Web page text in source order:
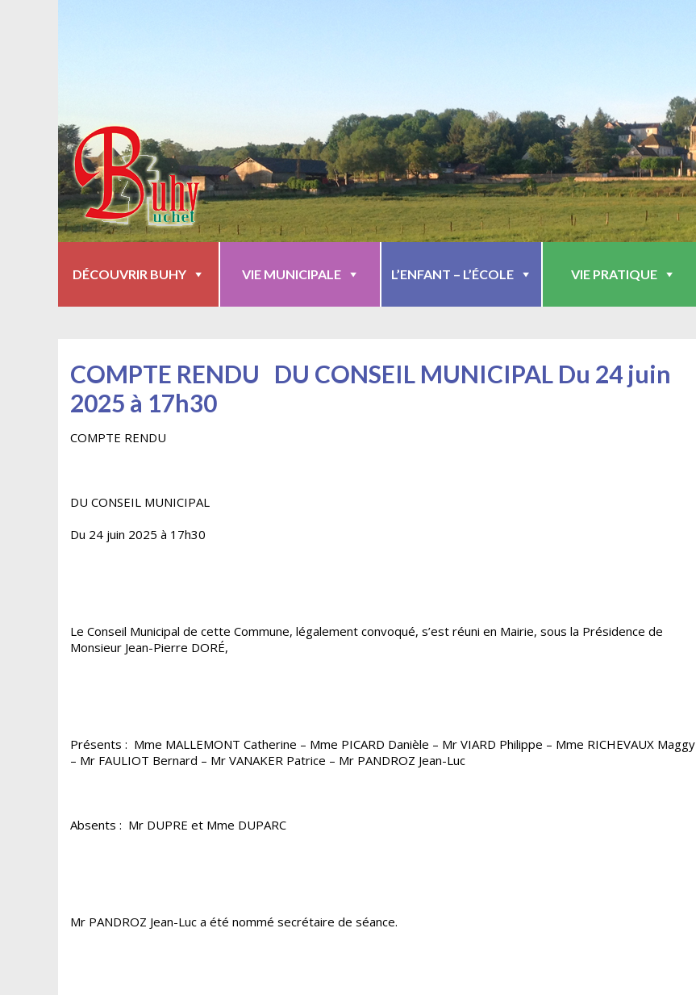
DÉCOUVRIR BUHY VIE MUNICIPALE L’ENFANT – L’ÉCOLE VIE PRATIQUE
COMPTE RENDU DU CONSEIL MUNICIPAL Du 24 juin
2025 à 17h30
COMPTE RENDU
DU CONSEIL MUNICIPAL
Du 24 juin 2025 à 17h30
Le Conseil Municipal de cette Commune, légalement convoqué, s’est réuni en Mairie, sous la Présidence de
Monsieur Jean-Pierre DORÉ,
Présents : Mme MALLEMONT Catherine – Mme PICARD Danièle – Mr VIARD Philippe – Mme RICHEVAUX Maggy
– Mr FAULIOT Bernard – Mr VANAKER Patrice – Mr PANDROZ Jean-Luc
Absents : Mr DUPRE et Mme DUPARC
Mr PANDROZ Jean-Luc a été nommé secrétaire de séance.